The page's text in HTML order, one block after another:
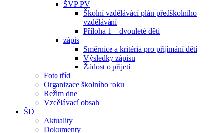
ŠVP PV
Školní vzdělávácí plán předškolního
vzdělávání
Příloha 1 – dvouleté děti
zápis
Směrnice a kritéria pro přijímání dětí
Výsledky zápisu
Žádost o přijetí
Foto tříd
Organizace školního roku
Režim dne
Vzdělávací obsah
ŠD
Aktuality
Dokumenty